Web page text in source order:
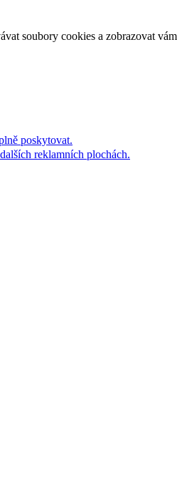
soubory cookies a zobrazovat
poskytovat.
reklamních plochách.